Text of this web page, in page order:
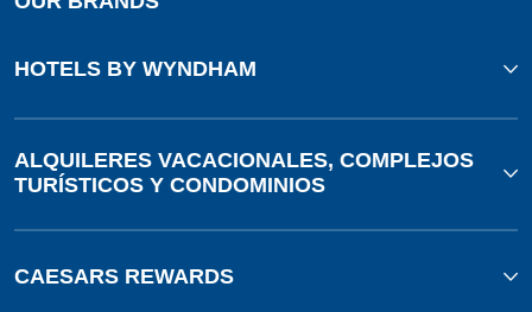
HOTELS BY WYNDHAM
ALQUILERES VACACIONALES, COMPLEJOS
TURÍSTICOS Y CONDOMINIOS
CAESARS REWARDS